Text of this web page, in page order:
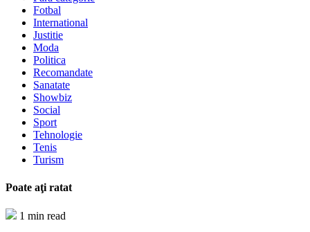
Fotbal
International
Justitie
Moda
Politica
Recomandate
Sanatate
Showbiz
Social
Sport
Tehnologie
Tenis
Turism
Poate aţi ratat
1 min read